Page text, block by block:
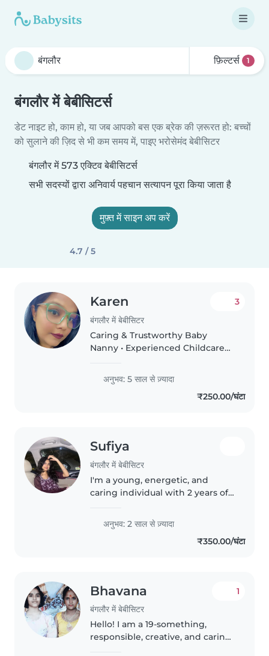
फ़िल्टर्स 1
बंगलौर में बेबीसिटर्स
डेट नाइट हो, काम हो, या जब आपको बस एक ब्रेक की ज़रूरत हो: बच्चों
को सुलाने की ज़िद से भी कम समय में, पाइए भरोसेमंद बेबीसिटर
बंगलौर में 573 एक्टिव बेबीसिटर्स
सभी सदस्यों द्वारा अनिवार्य पहचान सत्यापन पूरा किया जाता है
मुफ़्त में साइन अप करें
4.7 / 5
Karen
बंगलौर में बेबीसिटर
3
Caring & Trustworthy Baby
Nanny • Experienced Childcare
Infant Caregiver • Dedicated
Babysitter & Child Nurturer •
Reliable Full-Time Baby Nanny •
अनुभव: 5 साल से ज़्यादा
₹250.00/घंटा
Sufiya
बंगलौर में बेबीसिटर
I'm a young, energetic, and
caring individual with 2 years of
worked with toddlers,
preschoolers, and teenagers,
and i also take care of them
अनुभव: 2 साल से ज़्यादा
₹350.00/घंटा
Bhavana
बंगलौर में बेबीसिटर
1
Hello! I am a 19-something,
responsible, creative, and caring